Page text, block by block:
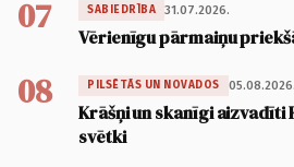
07 SABIEDRĪBA 31.07.2026.
Vērienīgu pārmaiņu
08 PILSĒTĀS UN NOVADOS 05.08.2026.
Krāšņi un skanīgi aizvadīti
svētki